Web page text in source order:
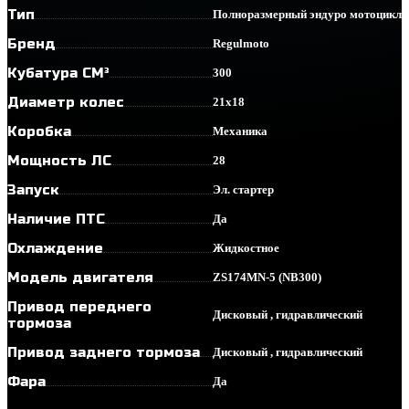
Тип Полноразмерный эндуро мотоцикл
Бренд Regulmoto
Кубатура СМ³ 300
Диаметр колес 21х18
Коробка Механика
Мощность ЛС 28
Запуск Эл. стартер
Наличие ПТС Да
Охлаждение Жидкостное
Модель двигателя ZS174MN-5 (NB300)
Привод переднего
тормоза
Дисковый , гидравлический
Привод заднего тормоза Дисковый , гидравлический
Фара Да